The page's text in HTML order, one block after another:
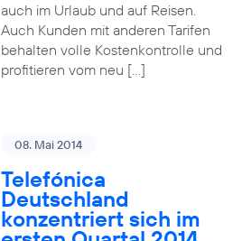
auch im Urlaub und auf Reisen.
Auch Kunden mit anderen Tarifen
behalten volle Kostenkontrolle und
profitieren vom neu […]
08. Mai 2014
Telefónica
Deutschland
konzentriert sich im